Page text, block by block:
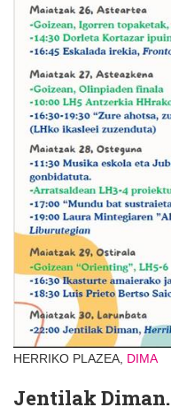
HERRIKO PLAZEA, DIMA
Jentilak Diman.